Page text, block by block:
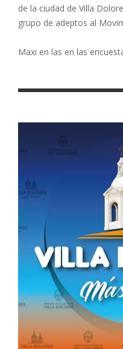
de la ciudad de Villa
grupo de adeptos al
Maxi en las en las